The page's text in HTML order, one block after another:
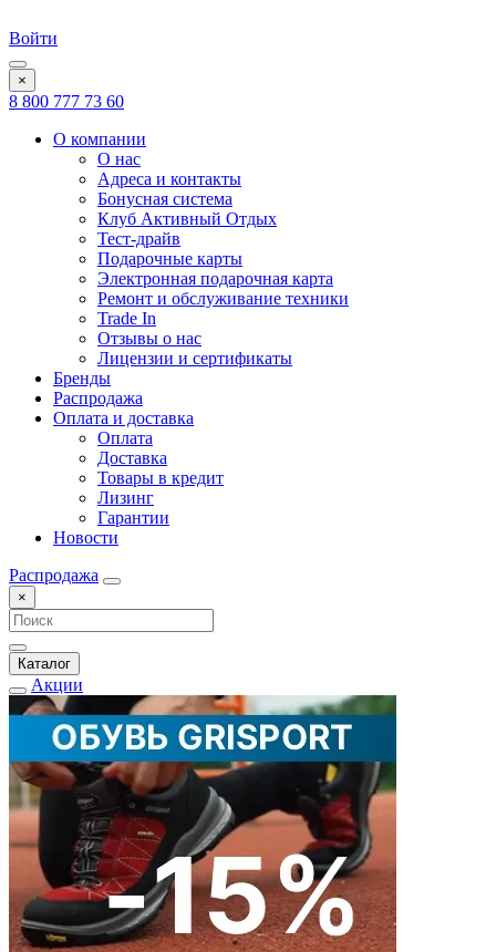
Войти
×
8 800 777 73 60
О компании
О нас
Адреса и контакты
Бонусная система
Клуб Активный Отдых
Тест-драйв
Подарочные карты
Электронная подарочная карта
Ремонт и обслуживание техники
Trade In
Отзывы о нас
Лицензии и сертификаты
Бренды
Распродажа
Оплата и доставка
Оплата
Доставка
Товары в кредит
Лизинг
Гарантии
Новости
Распродажа
×
Каталог
Акции